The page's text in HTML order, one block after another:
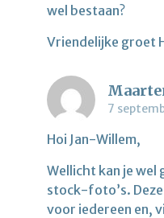
wel bestaan?
Vriendelijke groet
7
Hoi Jan-Willem,
Wellicht kan je wel
stock-foto’s.
voor iedereen en,